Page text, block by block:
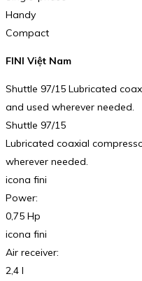
Handy
Compact
FINI Việt Nam
Shuttle 97/15 Lubricated
and used wherever needed.
Shuttle 97/15
Lubricated coaxial
wherever needed.
icona fini
Power:
0,75 Hp
icona fini
Air receiver:
2,4 l